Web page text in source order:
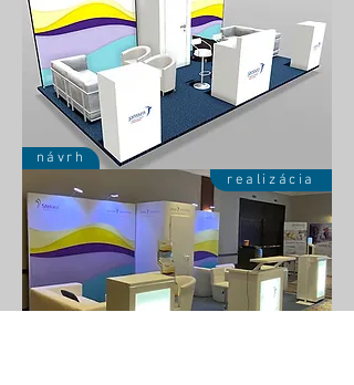
návrh
realizácia